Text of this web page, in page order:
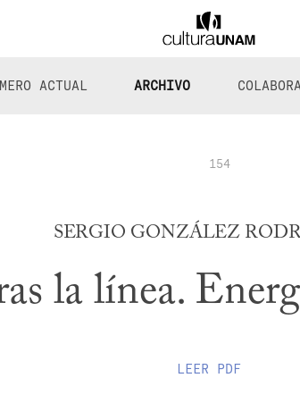
ACTUAL ARCHIVO
154
SERGIO GONZÁLEZ
la línea.
LEER PDF